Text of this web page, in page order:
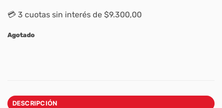
💳 3 cuotas sin interés de $9.300,00
Agotado
DESCRIPCIÓN